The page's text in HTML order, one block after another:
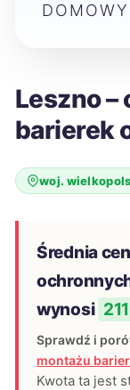
Leszno
barierek
woj.
Średnia
wynosi
Sprawdź i
montażu
Kwota ta jest
DOMOWY